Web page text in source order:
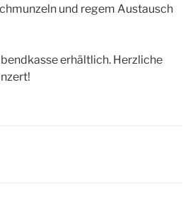
und regem Austausch
erhältlich. Herzliche